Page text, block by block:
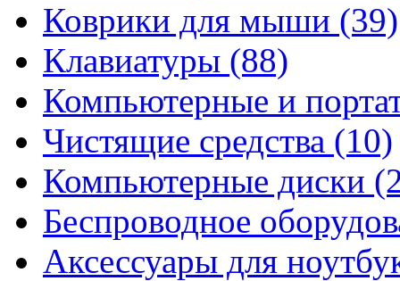
Коврики для мыши (39)
Клавиатуры (88)
Компьютерные и
Чистящие средства (10)
Компьютерные диски
Беспроводное
Аксессуары для